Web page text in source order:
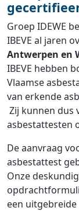
Groep IDEWE
IBEVE al jaren
Antwerpen en
IBEVE hebben
Vlaamse
van erkende
Zij kunnen dus
asbestattesten
De aanvraag
asbestattest
Onze
een